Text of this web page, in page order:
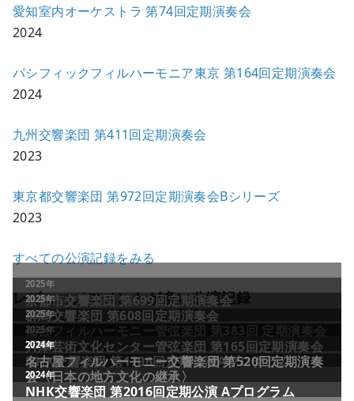
愛知室内オーケストラ 第74回定期演奏会
2024
パシフィックフィルハーモニア東京 第164回定期演奏会
2024
九州交響楽団 第411回定期演奏会
2023
東京都交響楽団 第972回定期演奏会Bシリーズ
2023
すべての公演記録をみる
レビュー／コメントが多い公演記録